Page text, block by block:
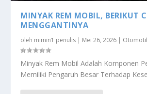
MINYAK REM MOBIL, BERIKUT
MENGGANTINYA
oleh mimin1 penulis | Mei 26, 2026 |
Minyak Rem Mobil Adalah Komponen
Memiliki Pengaruh Besar Terhadap